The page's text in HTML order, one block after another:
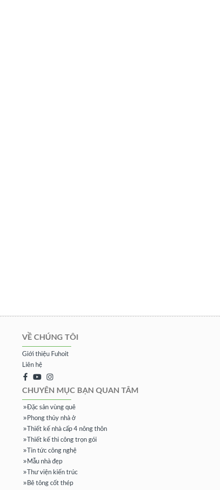
VỀ CHÚNG TÔI
Giới thiệu Fuhoit
Liên hệ
CHUYÊN MỤC BẠN QUAN TÂM
Đặc sản vùng quê
Phong thủy nhà ở
Thiết kế nhà cấp 4 nông thôn
Thiết kế thi công trọn gói
Tin tức công nghệ
Mẫu nhà đẹp
Thư viện kiến trúc
Bê tông cốt thép